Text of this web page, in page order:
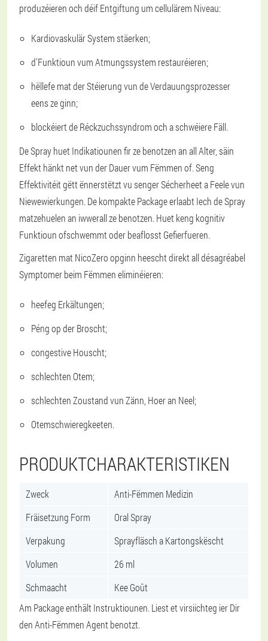
produzéieren och déif Entgiftung um cellulärem Niveau:
Kardiovaskulär System stäerken;
d'Funktioun vum Atmungssystem restauréieren;
hëllefe mat der Stéierung vun de Verdauungsprozesser
eens ze ginn;
blockéiert de Réckzuchssyndrom och a schwéiere Fäll.
De Spray huet Indikatiounen fir ze benotzen an all Alter, säin
Effekt hänkt net vun der Dauer vum Fëmmen of. Seng
Effektivitéit gëtt ënnerstëtzt vu senger Sécherheet a Feele vun
Niewewierkungen. De kompakte Package erlaabt Iech de Spray
matzehuelen an iwwerall ze benotzen. Huet keng kognitiv
Funktioun ofschwemmt oder beaflosst Gefierfueren.
Zigaretten mat NicoZero opginn heescht direkt all désagréabel
Symptomer beim Fëmmen eliminéieren:
heefeg Erkältungen;
Péng op der Broscht;
congestive Houscht;
schlechten Otem;
schlechten Zoustand vun Zänn, Hoer an Neel;
Otemschwieregkeeten.
PRODUKTCHARAKTERISTIKEN
Zweck
Anti-Fëmmen Medizin
Fräisetzung Form
Oral Spray
Verpakung
Sprayfläsch a Kartongskëscht
Volumen
26 ml
Schmaacht
Kee Goût
Am Package enthält Instruktiounen. Liest et virsiichteg ier Dir
den Anti-Fëmmen Agent benotzt.